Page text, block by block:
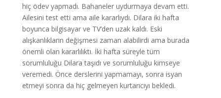
hiç ödev yapmadı. Bahaneler uydurmaya devam etti.
Ailesini test etti ama aile kararlıydı. Dilara iki hafta
boyunca bilgisayar ve TV’den uzak kaldı. Eski
alışkanlıkların değişmesi zaman alabilirdi ama burada
önemli olan kararlılıktı. İki hafta süreyle tüm
sorumluluğu Dilara taşıdı ve sorumluluğu kimseye
veremedi. Önce derslerini yapmamayı, sonra isyan
etmeyi sonra da hiç gelmeyen kurtarıcıyı bekledi.